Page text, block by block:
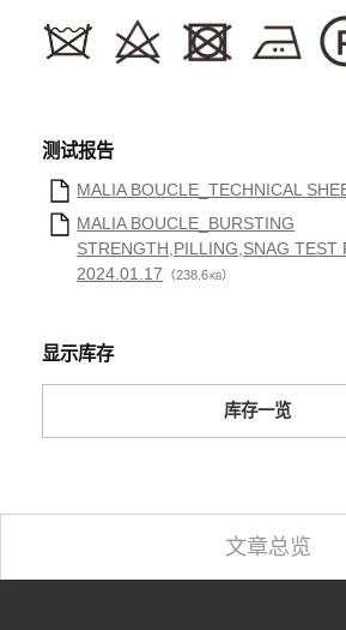
测试报告
MALIA BOUCLE_TECHNICAL
MALIA BOUCLE_BURSTING
STRENGTH,PILLING,SNAG TEST
2024.01.17
（238.6 KB）
显示库存
库存一览
文章总览